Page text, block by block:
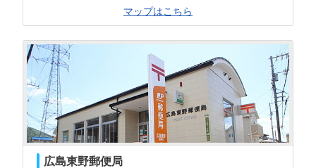
マップはこちら
広島東野郵便局